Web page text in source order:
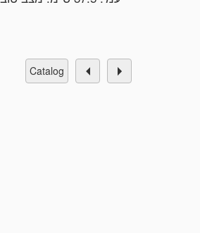
catalog